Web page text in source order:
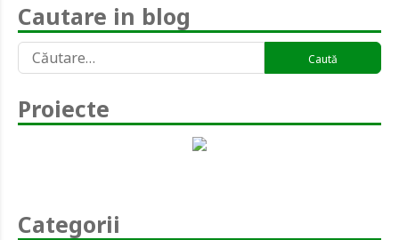
Cautare in blog
după:
Proiecte
Categorii